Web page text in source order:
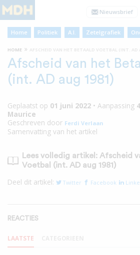
Home Politiek A.I. Zetelgrafiek
HOME »
Afscheid van het
(int. AD aug 1981)
Geplaatst op 01 juni 2022 • Aanpassing
Maurice
Geschreven door Ferdi Verlaan
Samenvatting van het artikel
Lees volledig artikel: Afscheid
Voetbal (int. AD aug 1981)
Deel dit artikel: Twitter Facebook
REACTIES
LAATSTE